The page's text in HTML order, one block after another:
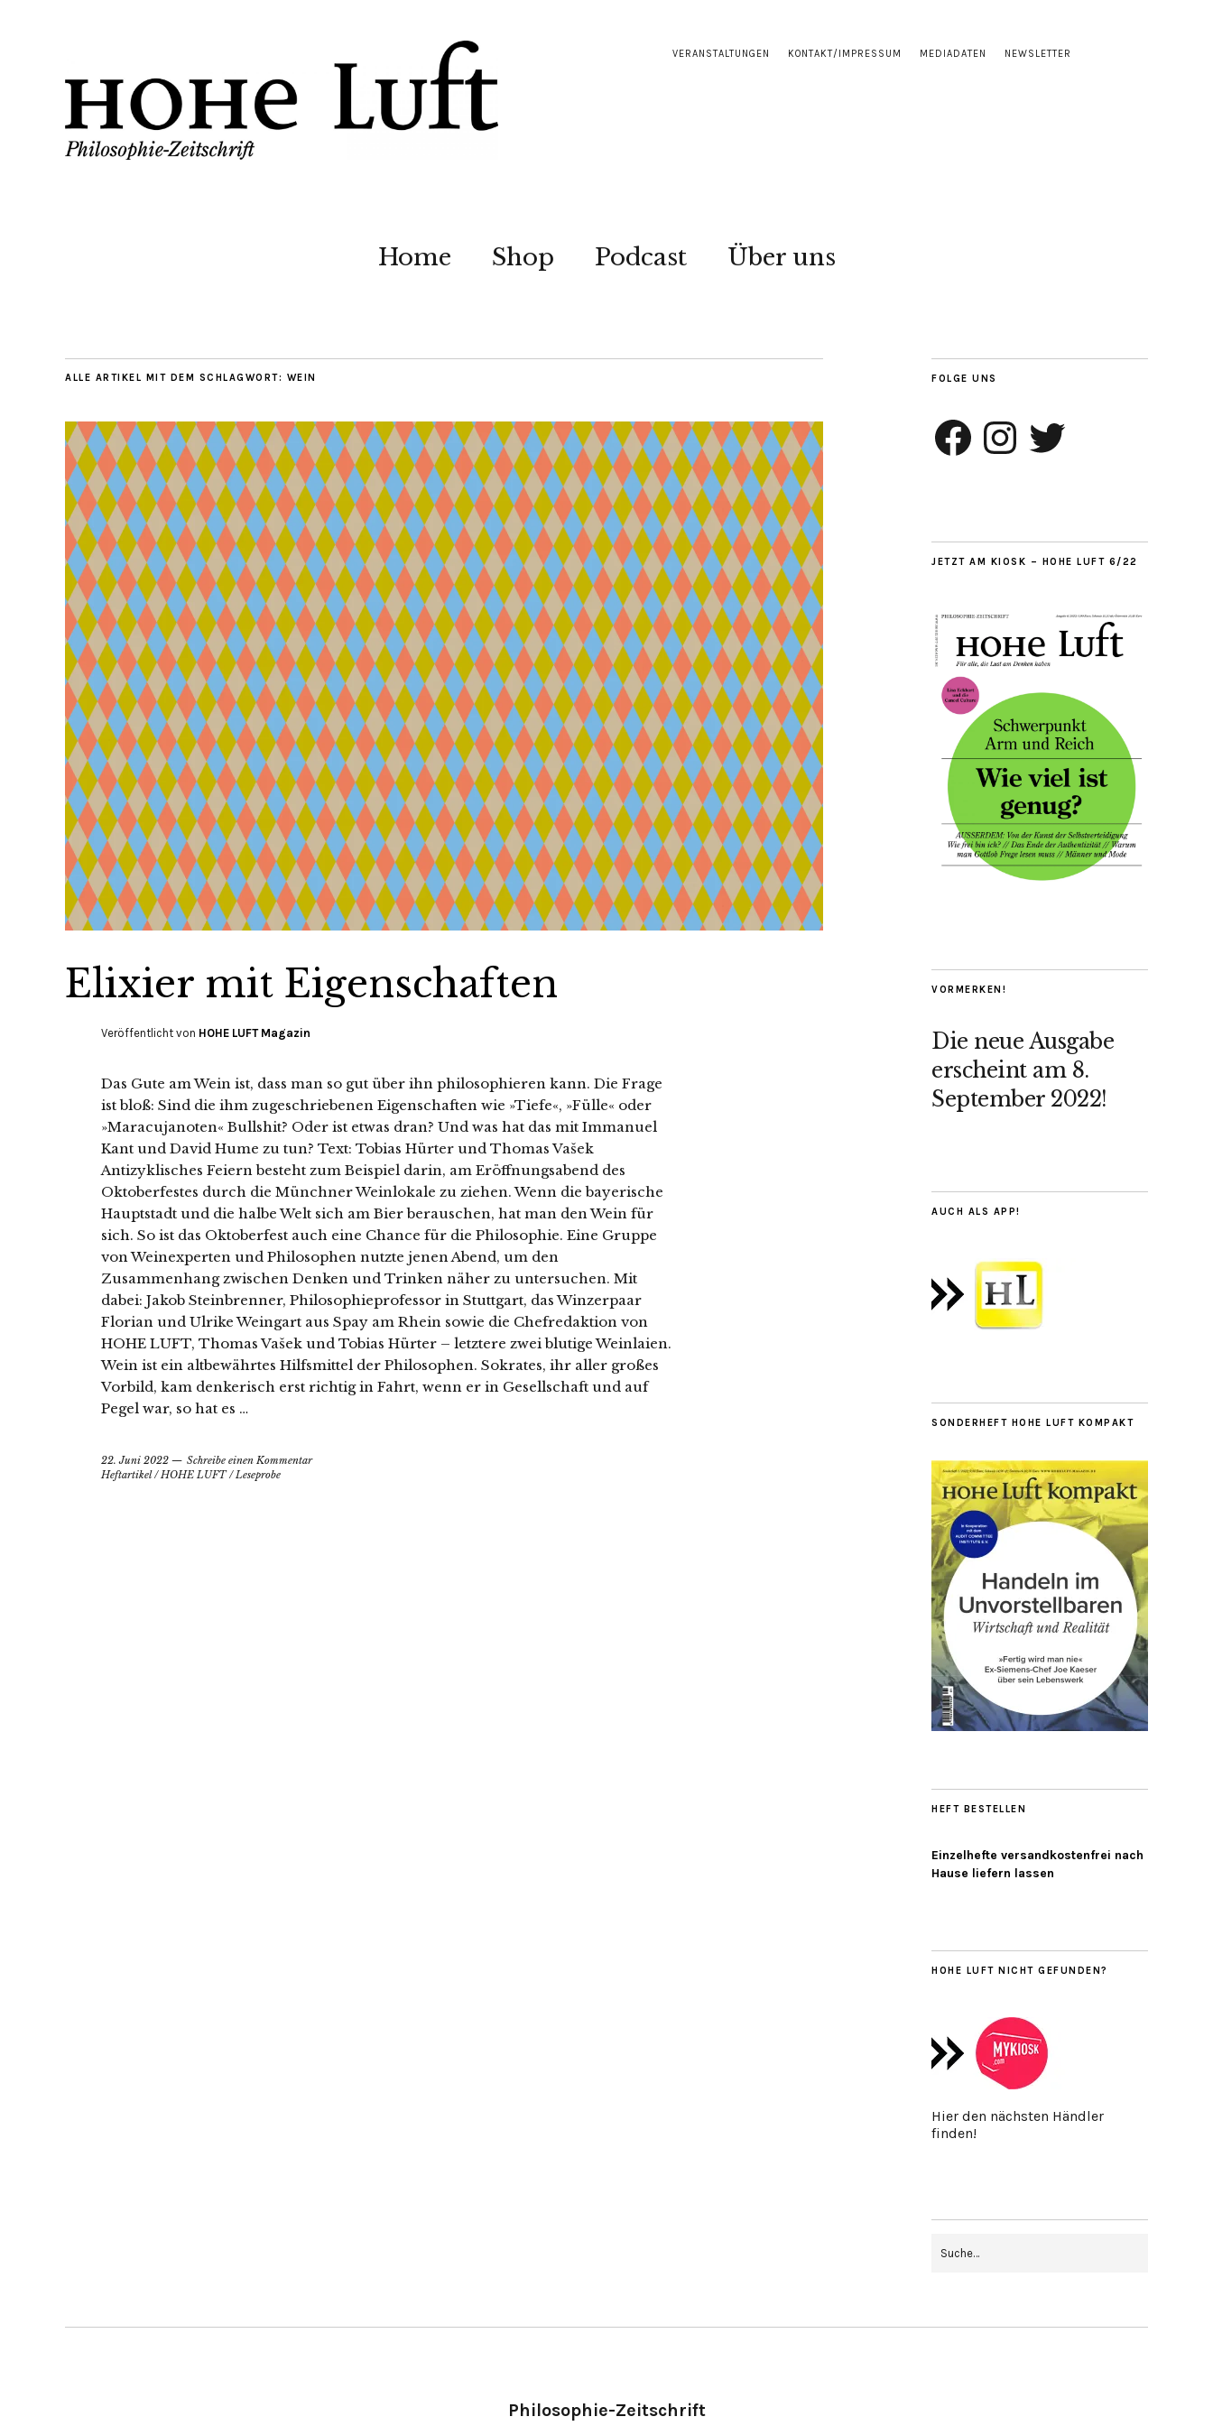
VERANSTALTUNGEN KONTAKT/IMPRESSUM MEDIADATEN NEWSLETTER
Home Shop Podcast Über uns
ALLE ARTIKEL MIT DEM SCHLAGWORT: WEIN
Elixier mit Eigenschaften
Veröffentlicht von HOHE LUFT Magazin
Das Gute am Wein ist, dass man so gut über ihn philosophieren kann. Die Frage
ist bloß: Sind die ihm zugeschriebenen Eigenschaften wie »Tiefe«, »Fülle« oder
»Maracujanoten« Bullshit? Oder ist etwas dran? Und was hat das mit Immanuel
Kant und David Hume zu tun? Text: Tobias Hürter und Thomas Vašek
Antizyklisches Feiern besteht zum Beispiel darin, am Eröffnungsabend des
Oktoberfestes durch die Münchner Weinlokale zu ziehen. Wenn die bayerische
Hauptstadt und die halbe Welt sich am Bier berauschen, hat man den Wein für
sich. So ist das Oktoberfest auch eine Chance für die Philosophie. Eine Gruppe
von Weinexperten und Philosophen nutzte jenen Abend, um den
Zusammenhang zwischen Denken und Trinken näher zu untersuchen. Mit
dabei: Jakob Steinbrenner, Philosophieprofessor in Stuttgart, das Winzerpaar
Florian und Ulrike Weingart aus Spay am Rhein sowie die Chefredaktion von
HOHE LUFT, Thomas Vašek und Tobias Hürter – letztere zwei blutige Weinlaien.
Wein ist ein altbewährtes Hilfsmittel der Philosophen. Sokrates, ihr aller großes
Vorbild, kam denkerisch erst richtig in Fahrt, wenn er in Gesellschaft und auf
Pegel war, so hat es …
22. Juni 2022
Schreibe einen Kommentar
Heftartikel/HOHE LUFT/Leseprobe
FOLGE UNS
Facebook InstagramTwitter
JETZT AM KIOSK – HOHE LUFT 6/22
VORMERKEN!
Die neue Ausgabe
erscheint am 8.
September 2022!
AUCH ALS APP!
SONDERHEFT HOHE LUFT KOMPAKT
HEFT BESTELLEN
Einzelhefte versandkostenfrei nach
Hause liefern lassen
HOHE LUFT NICHT GEFUNDEN?
Hier den nächsten Händler
finden!
Philosophie-Zeitschrift